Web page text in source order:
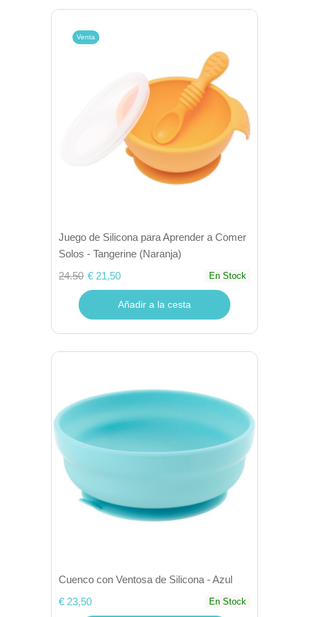
Venta
Juego de Silicona para Aprender a Comer
Solos - Tangerine (Naranja)
24.50 € 21,50 En Stock
Añadir a la cesta
Cuenco con Ventosa de Silicona - Azul
€ 23,50
En Stock